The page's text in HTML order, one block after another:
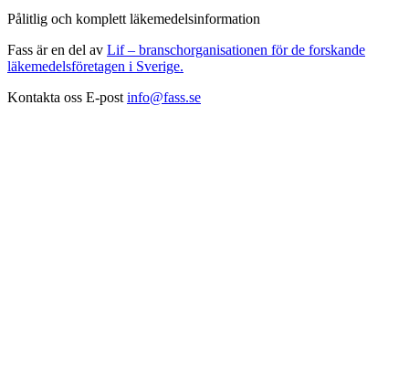
Pålitlig och komplett läkemedelsinformation
Fass är en del av Lif – branschorganisationen för de forskande
läkemedelsföretagen i Sverige.
Kontakta oss E-post info@fass.se